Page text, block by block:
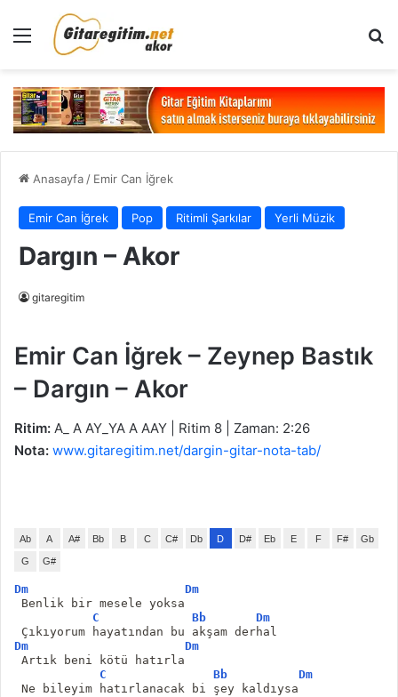
Menü
Anasayfa / Emir Can İğrek
Emir Can İğrek Pop Ritimli Şarkılar Yerli Müzik
Dargın – Akor
gitaregitim
Emir Can İğrek – Zeynep Bastık
– Dargın – Akor
Ritim: A_ A AY_YA A AAY | Ritim 8 | Zaman: 2:26
Nota: www.gitaregitim.net/dargin-gitar-nota-tab/
Ab A A# Bb B C C# Db D D# Eb E F F# Gb
G G#
Dm
Dm
Benlik bir mesele yoksa
C
Bb
Dm
Çıkıyorum hayatından bu akşam derhal
Dm
Dm
Artık beni kötü hatırla
C
Bb
Dm
Ne bileyim hatırlanacak bi şey kaldıysa